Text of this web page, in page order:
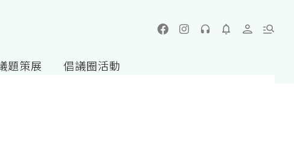
題策展 倡議圈活動